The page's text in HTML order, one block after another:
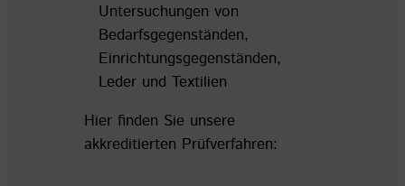
Untersuchungen von
Bedarfsgegenständen,
Einrichtungsgegenständen,
Leder und Textilien
Hier finden Sie unsere
akkreditierten Prüfverfahren: